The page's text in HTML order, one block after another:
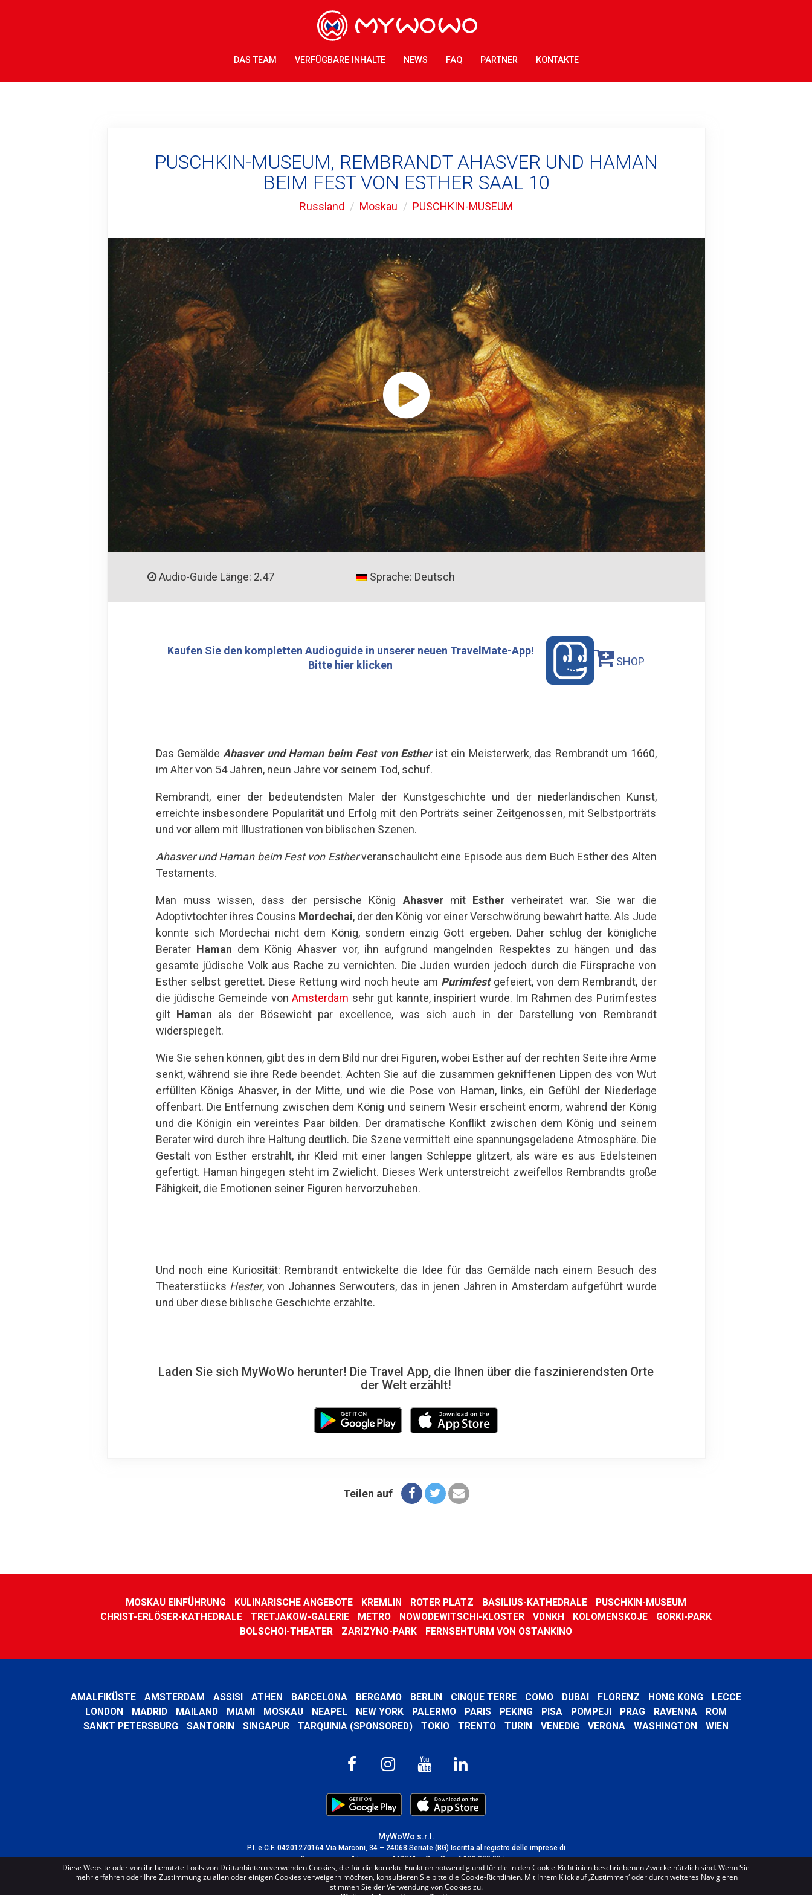
DAS TEAM VERFÜGBARE INHALTE NEWS FAQ PARTNER KONTAKTE
PUSCHKIN-MUSEUM, REMBRANDT AHASVER UND HAMAN
BEIM FEST VON ESTHER SAAL 10
Russland Moskau PUSCHKIN-MUSEUM
Audio-Guide Länge: 2.47 Sprache: Deutsch
Kaufen Sie den kompletten Audioguide in unserer neuen TravelMate-App!
Bitte hier klicken
SHOP
Das Gemälde Ahasver und Haman beim Fest von Estherist ein Meisterwerk, das Rembrandt um 1660,
im Alter von 54 Jahren, neun Jahre vor seinem Tod, schuf.
Rembrandt, einer der bedeutendsten Maler der Kunstgeschichte und der niederländischen Kunst,
erreichte insbesondere Popularität und Erfolg mit den Porträts seiner Zeitgenossen, mit Selbstporträts
und vor allem mit Illustrationen von biblischen Szenen.
Ahasver und Haman beim Fest von Estherveranschaulicht eine Episode aus dem Buch Esther des Alten
Testaments.
Man muss wissen, dass der persische König Ahasvermit Estherverheiratet war. Sie war die
Adoptivtochter ihres Cousins Mordechai, der den König vor einer Verschwörung bewahrt hatte. Als Jude
konnte sich Mordechai nicht dem König, sondern einzig Gott ergeben. Daher schlug der königliche
Berater Haman dem König Ahasver vor, ihn aufgrund mangelnden Respektes zu hängen und das
gesamte jüdische Volk aus Rache zu vernichten. Die Juden wurden jedoch durch die Fürsprache von
Esther selbst gerettet. Diese Rettung wird noch heute am Purimfestgefeiert, von dem Rembrandt, der
die jüdische Gemeinde vonAmsterdam sehr gut kannte, inspiriert wurde. Im Rahmen des Purimfestes
gilt Haman als der Bösewicht par excellence, was sich auch in der Darstellung von Rembrandt
widerspiegelt.
Wie Sie sehen können, gibt des in dem Bild nur drei Figuren, wobei Esther auf der rechten Seite ihre Arme
senkt, während sie ihre Rede beendet. Achten Sie auf die zusammen gekniffenen Lippen des von Wut
erfüllten Königs Ahasver, in der Mitte, und wie die Pose von Haman, links, ein Gefühl der Niederlage
offenbart. Die Entfernung zwischen dem König und seinem Wesir erscheint enorm, während der König
und die Königin ein vereintes Paar bilden. Der dramatische Konflikt zwischen dem König und seinem
Berater wird durch ihre Haltung deutlich. Die Szene vermittelt eine spannungsgeladene Atmosphäre. Die
Gestalt von Esther erstrahlt, ihr Kleid mit einer langen Schleppe glitzert, als wäre es aus Edelsteinen
gefertigt. Haman hingegen steht im Zwielicht. Dieses Werk unterstreicht zweifellos Rembrandts große
Fähigkeit, die Emotionen seiner Figuren hervorzuheben.
Und noch eine Kuriosität: Rembrandt entwickelte die Idee für das Gemälde nach einem Besuch des
Theaterstücks Hester, von Johannes Serwouters, das in jenen Jahren in Amsterdam aufgeführt wurde
und über diese biblische Geschichte erzählte.
Laden Sie sich MyWoWo herunter! Die Travel App, die Ihnen über die faszinierendsten Orte
der Welt erzählt!
Teilen auf
MOSKAU EINFÜHRUNG KULINARISCHE ANGEBOTE KREMLIN ROTER PLATZ BASILIUS-KATHEDRALE
PUSCHKIN-MUSEUM
CHRIST-ERLÖSER-KATHEDRALE
TRETJAKOW-GALERIE METRO NOWODEWITSCHI-KLOSTER VDNKH KOLOMENSKOJE
GORKI-PARK
BOLSCHOI-THEATER
ZARIZYNO-PARK FERNSEHTURM VON OSTANKINO
AMALFIKÜSTE AMSTERDAM ASSISI ATHEN BARCELONA BERGAMO BERLIN CINQUE TERRE COMO DUBAI FLORENZ HONG KONG
LECCE
LONDON
MADRID MAILAND MIAMI MOSKAU NEAPEL NEW YORK PALERMO PARIS PEKING PISA POMPEJI PRAG RAVENNA
ROM
SANKT PETERSBURG
SANTORIN SINGAPUR TARQUINIA (SPONSORED) TOKIO TRENTO TURIN VENEDIG VERONA WASHINGTON WIEN
MyWoWo s.r.l.
P.I. e C.F. 04201270164 Via Marconi, 34 – 24068 Seriate (BG) Iscritta al registro delle imprese di
Bergamo con n° iscrizione 443941 – Cap.Soc. € 100.000,00 i.v.
TERMS AND CONDITIONS -CREDITS
Diese Website oder von ihr benutzte Tools von Drittanbietern verwenden Cookies, die für die korrekte Funktion notwendig und für die in den Cookie-Richtlinien beschriebenen Zwecke nützlich sind. Wenn Sie
mehr erfahren oder Ihre Zustimmung zu allen oder einigen Cookies verweigern möchten, konsultieren Sie bitte die Cookie-Richtlinien. Mit Ihrem Klick auf ‚Zustimmen‘ oder durch weiteres Navigieren
stimmen Sie der Verwendung von Cookies zu.